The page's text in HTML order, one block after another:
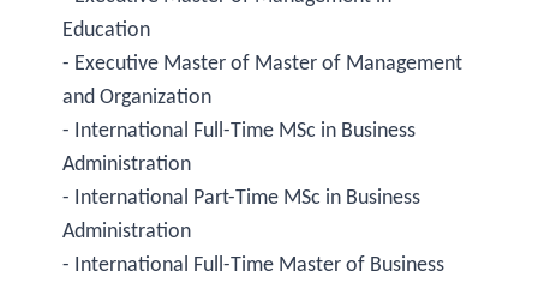
Education
- Executive Master of Master of Management
and Organization
- International Full-Time MSc in Business
Administration
- International Part-Time MSc in Business
Administration
- International Full-Time Master of Business